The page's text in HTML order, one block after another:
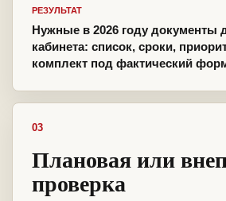
РЕЗУЛЬТАТ
Нужные в 2026 году документы
кабинета: список, сроки,
комплект под фактический
03
Плановая или
проверка